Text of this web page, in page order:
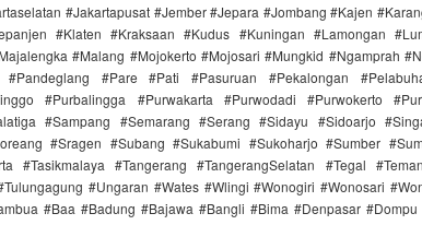
#Jakartapusat #Jember #Jepara #Jombang #Kajen
#Klaten #Kraksaan #Kudus #Kuningan #Lamongan
#Malang #Mojokerto #Mojosari #Mungkid #Ngamprah
#Pare #Pati #Pasuruan #Pekalongan
#Purbalingga #Purwakarta #Purwodadi #Purwokerto
#Sampang #Semarang #Serang #Sidayu #Sidoarjo
#Sragen #Subang #Sukabumi #Sukoharjo #Sumber
#Tasikmalaya #Tangerang #TangerangSelatan #Tegal
#Ungaran #Wates #Wlingi #Wonogiri #Wonosari
#Baa #Badung #Bajawa #Bangli #Bima #Denpasar #Dompu